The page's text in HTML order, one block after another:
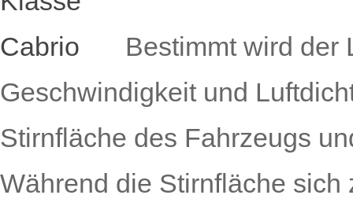
Bestimmt wird der
Geschwindigkeit und
Stirnfläche des Fahrzeugs
Während die Stirnfläche